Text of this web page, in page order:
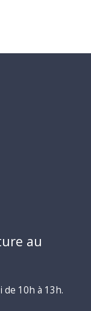
au
10h à 13h.